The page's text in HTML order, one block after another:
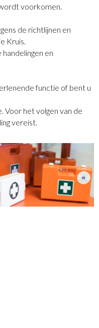
voorkomen.
de richtlijnen en
Kruis.
en
functie of bent u
Voor het volgen van de
vereist.